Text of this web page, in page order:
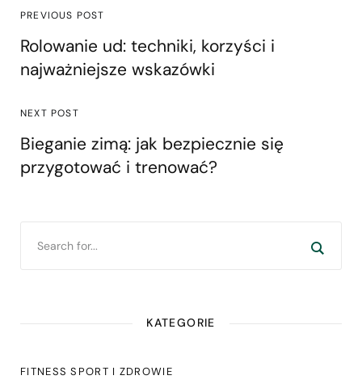
PREVIOUS POST
Rolowanie ud: techniki, korzyści i
najważniejsze wskazówki
NEXT POST
Bieganie zimą: jak bezpiecznie się
przygotować i trenować?
KATEGORIE
FITNESS SPORT I ZDROWIE